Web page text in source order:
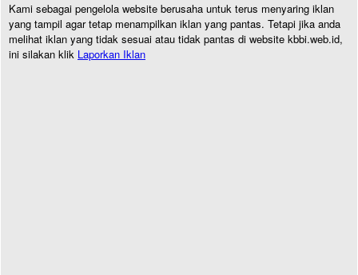
Kami sebagai pengelola website berusaha untuk terus menyaring iklan
yang tampil agar tetap menampilkan iklan yang pantas. Tetapi jika anda
melihat iklan yang tidak sesuai atau tidak pantas di website kbbi.web.id,
ini silakan klik Laporkan Iklan